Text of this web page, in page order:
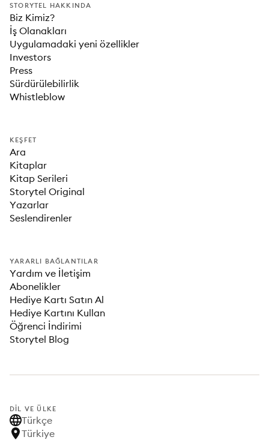
STORYTEL HAKKINDA
Biz Kimiz?
İş Olanakları
Uygulamadaki yeni özellikler
Investors
Press
Sürdürülebilirlik
Whistleblow
KEŞFET
Ara
Kitaplar
Kitap Serileri
Storytel Original
Yazarlar
Seslendirenler
YARARLI BAĞLANTILAR
Yardım ve İletişim
Abonelikler
Hediye Kartı Satın Al
Hediye Kartını Kullan
Öğrenci İndirimi
Storytel Blog
DIL VE ÜLKE
Türkçe
Türkiye